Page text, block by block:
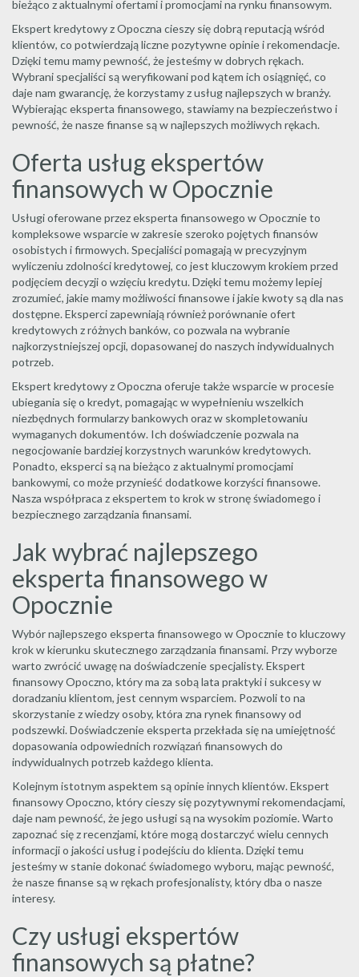
bieżąco z aktualnymi ofertami i promocjami na rynku finansowym.
Ekspert kredytowy z Opoczna cieszy się dobrą reputacją wśród
klientów, co potwierdzają liczne pozytywne opinie i rekomendacje.
Dzięki temu mamy pewność, że jesteśmy w dobrych rękach.
Wybrani specjaliści są weryfikowani pod kątem ich osiągnięć, co
daje nam gwarancję, że korzystamy z usług najlepszych w branży.
Wybierając eksperta finansowego, stawiamy na bezpieczeństwo i
pewność, że nasze finanse są w najlepszych możliwych rękach.
Oferta usług ekspertów
finansowych w Opocznie
Usługi oferowane przez eksperta finansowego w Opocznie to
kompleksowe wsparcie w zakresie szeroko pojętych finansów
osobistych i firmowych. Specjaliści pomagają w precyzyjnym
wyliczeniu zdolności kredytowej, co jest kluczowym krokiem przed
podjęciem decyzji o wzięciu kredytu. Dzięki temu możemy lepiej
zrozumieć, jakie mamy możliwości finansowe i jakie kwoty są dla nas
dostępne. Eksperci zapewniają również porównanie ofert
kredytowych z różnych banków, co pozwala na wybranie
najkorzystniejszej opcji, dopasowanej do naszych indywidualnych
potrzeb.
Ekspert kredytowy z Opoczna oferuje także wsparcie w procesie
ubiegania się o kredyt, pomagając w wypełnieniu wszelkich
niezbędnych formularzy bankowych oraz w skompletowaniu
wymaganych dokumentów. Ich doświadczenie pozwala na
negocjowanie bardziej korzystnych warunków kredytowych.
Ponadto, eksperci są na bieżąco z aktualnymi promocjami
bankowymi, co może przynieść dodatkowe korzyści finansowe.
Nasza współpraca z ekspertem to krok w stronę świadomego i
bezpiecznego zarządzania finansami.
Jak wybrać najlepszego
eksperta finansowego w
Opocznie
Wybór najlepszego eksperta finansowego w Opocznie to kluczowy
krok w kierunku skutecznego zarządzania finansami. Przy wyborze
warto zwrócić uwagę na doświadczenie specjalisty. Ekspert
finansowy Opoczno, który ma za sobą lata praktyki i sukcesy w
doradzaniu klientom, jest cennym wsparciem. Pozwoli to na
skorzystanie z wiedzy osoby, która zna rynek finansowy od
podszewki. Doświadczenie eksperta przekłada się na umiejętność
dopasowania odpowiednich rozwiązań finansowych do
indywidualnych potrzeb każdego klienta.
Kolejnym istotnym aspektem są opinie innych klientów. Ekspert
finansowy Opoczno, który cieszy się pozytywnymi rekomendacjami,
daje nam pewność, że jego usługi są na wysokim poziomie. Warto
zapoznać się z recenzjami, które mogą dostarczyć wielu cennych
informacji o jakości usług i podejściu do klienta. Dzięki temu
jesteśmy w stanie dokonać świadomego wyboru, mając pewność,
że nasze finanse są w rękach profesjonalisty, który dba o nasze
interesy.
Czy usługi ekspertów
finansowych są płatne?